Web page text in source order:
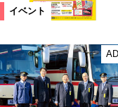
イベント
AD